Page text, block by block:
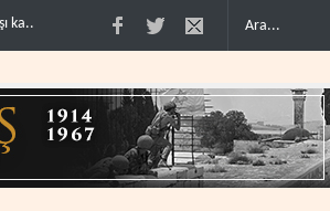
askeri denklem.. İsrail güçleri Lübnan ordusunu